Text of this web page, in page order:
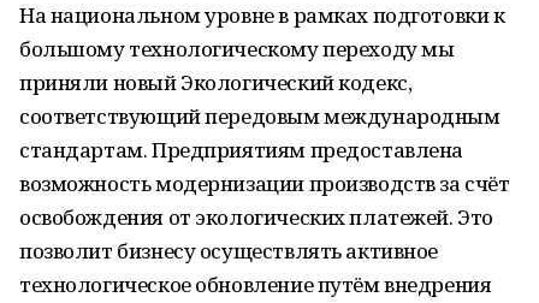
На национальном уровне в рамках подготовки к
большому технологическому переходу мы
приняли новый Экологический кодекс,
соответствующий передовым международным
стандартам. Предприятиям предоставлена
возможность модернизации производств за счёт
освобождения от экологических платежей. Это
позволит бизнесу осуществлять активное
технологическое обновление путём внедрения